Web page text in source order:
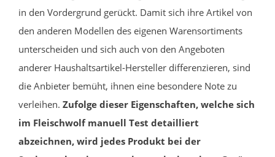
in den Vordergrund gerückt. Damit sich ihre Artikel von
den anderen Modellen des eigenen Warensortiments
unterscheiden und sich auch von den Angeboten
anderer Haushaltsartikel-Hersteller differenzieren, sind
die Anbieter bemüht, ihnen eine besondere Note zu
verleihen. Zufolge dieser Eigenschaften, welche sich
im Fleischwolf manuell Test detailliert
abzeichnen, wird jedes Produkt bei der